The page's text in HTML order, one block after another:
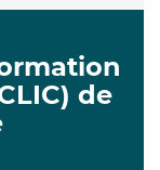
de